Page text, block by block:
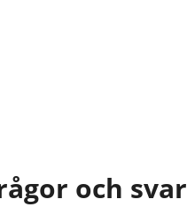
och svar